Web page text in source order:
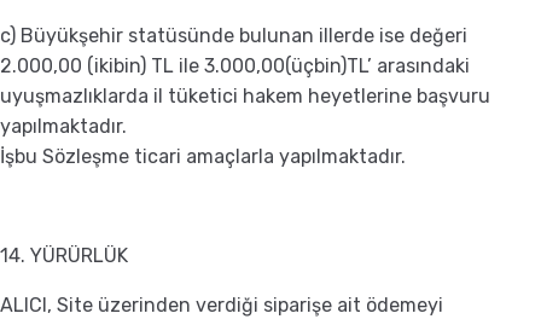
c) Büyükşehir statüsünde bulunan illerde ise değeri
2.000,00 (ikibin) TL ile 3.000,00(üçbin)TL’ arasındaki
uyuşmazlıklarda il tüketici hakem heyetlerine başvuru
yapılmaktadır.
İşbu Sözleşme ticari amaçlarla yapılmaktadır.
14. YÜRÜRLÜK
ALICI, Site üzerinden verdiği siparişe ait ödemeyi